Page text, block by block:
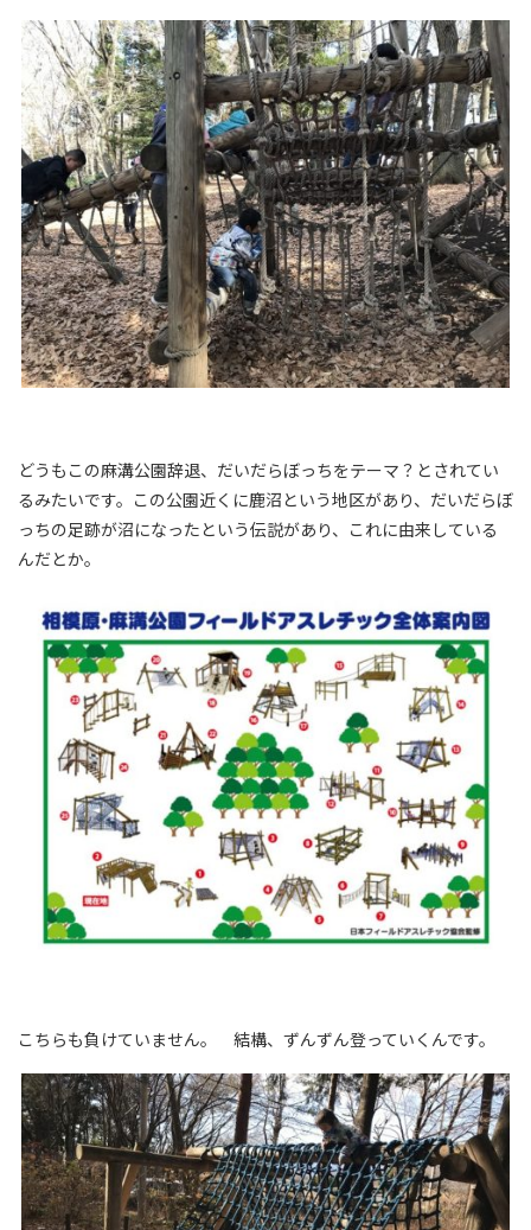
どうもこの麻溝公園辞退、だいだらぼっちをテーマ？とされてい
るみたいです。この公園近くに鹿沼という地区があり、だいだらぼ
っちの足跡が沼になったという伝説があり、これに由来している
んだとか。
こちらも負けていません。 結構、ずんずん登っていくんです。